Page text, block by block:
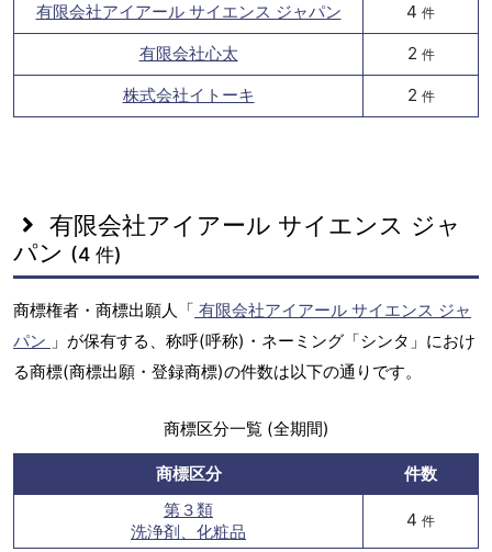
有限会社アイアール サイエンス ジャパン
4 件
有限会社心太 2 件
株式会社イトーキ 2 件
有限会社アイアール サイエンス ジャ
パン (4 件)
商標権者・商標出願人「 有限会社アイアール サイエンス ジャ
パン 」が保有する、称呼(呼称)・ネーミング「シンタ」におけ
る商標(商標出願・登録商標)の件数は以下の通りです。
商標区分一覧 (全期間)
商標区分
件数
第３類
洗浄剤、化粧品
4 件